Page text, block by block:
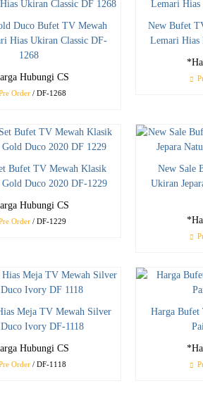
Duco Bufet TV Mewah
Hias Ukiran Classic DF-
1268
Hubungi CS
Order / DF-1268
New Bufet
Lemari Hias
Bufet TV Mewah Klasik
Gold Duco 2020 DF-1229
Hubungi CS
Order / DF-1229
New Sale
Ukiran
Meja TV Mewah Silver
Ivory DF-1118
Hubungi CS
Order / DF-1118
Harga Bufet